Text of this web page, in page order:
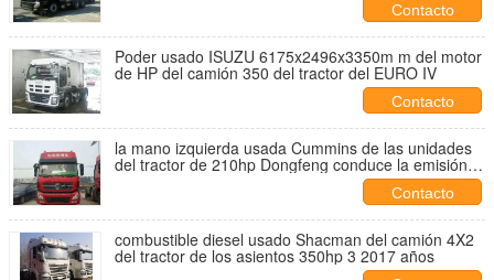
Contacto
Poder usado ISUZU 6175x2496x3350m m del motor
de HP del camión 350 del tractor del EURO IV
Contacto
la mano izquierda usada Cummins de las unidades
del tractor de 210hp Dongfeng conduce la emisión
Contacto
combustible diesel usado Shacman del camión 4X2
del tractor de los asientos 350hp 3 2017 años